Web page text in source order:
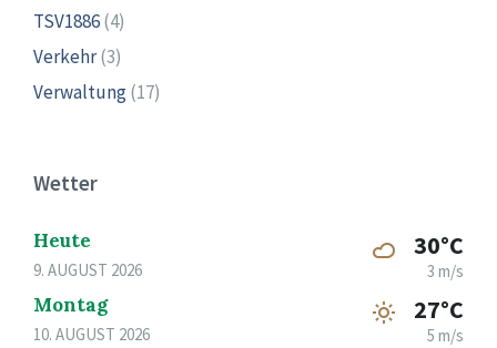
TSV1886(4)
Verkehr(3)
Verwaltung(17)
Wetter
Heute
9. AUGUST 2026
30°C
3 m/s
Montag
10. AUGUST 2026
27°C
5 m/s